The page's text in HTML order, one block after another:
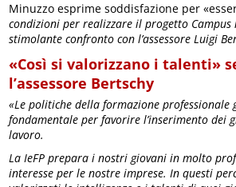
Minuzzo esprime soddisfazione per
condizioni per realizzare il progetto
stimolante confronto con l’assessore Luigi
«Così si valorizzano i talenti»
l’assessore Bertschy
«Le politiche della formazione professionale
fondamentale per favorire l’inserimento dei
lavoro.
La IeFP prepara i nostri giovani in molto
interesse per le nostre imprese. In questi